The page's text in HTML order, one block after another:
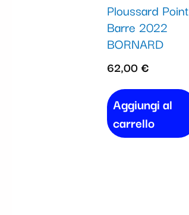
Ploussard Point
Barre 2022
BORNARD
62,00€
Aggiungi al
carrello